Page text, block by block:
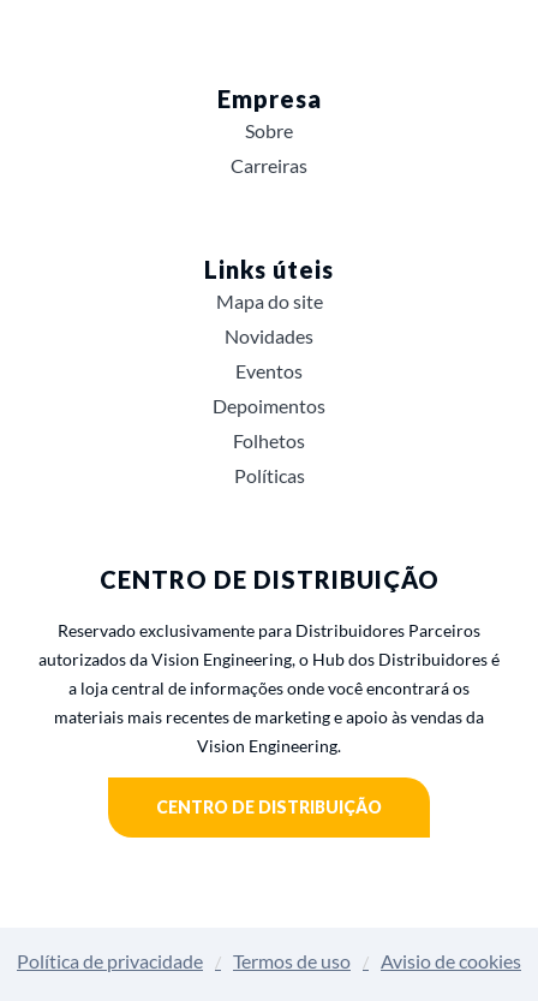
Empresa
Sobre
Carreiras
Links úteis
Mapa do site
Novidades
Eventos
Depoimentos
Folhetos
Políticas
CENTRO DE DISTRIBUIÇÃO
Reservado exclusivamente para Distribuidores Parceiros
autorizados da Vision Engineering, o Hub dos Distribuidores é
a loja central de informações onde você encontrará os
materiais mais recentes de marketing e apoio às vendas da
Vision Engineering.
CENTRO DE DISTRIBUIÇÃO
Política de privacidade Termos de uso Avisio de cookies